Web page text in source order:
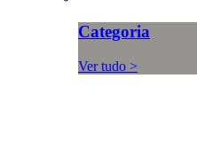
Categoria
Ver tudo >